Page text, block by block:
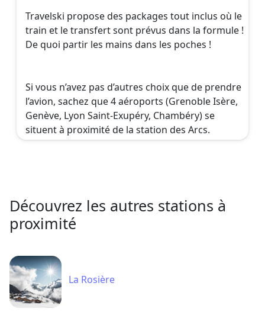
Travelski propose des packages tout inclus où le
train et le transfert sont prévus dans la formule !
De quoi partir les mains dans les poches !
Si vous n’avez pas d’autres choix que de prendre
l’avion, sachez que 4 aéroports (Grenoble Isère,
Genève, Lyon Saint-Exupéry, Chambéry) se
situent à proximité de la station des Arcs.
Découvrez les autres stations à
proximité
La Rosière